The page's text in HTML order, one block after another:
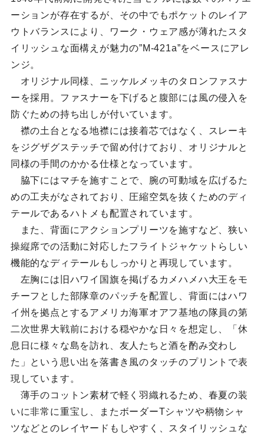
ーションが存在するが、その中でもポケットのレイア
ウトバランスにより、ワーク・ウェア感が薄れたスタ
イリッシュな面構えが魅力の”M-421a”をベースにアレ
ンジ。
オリジナル同様、ニッケルメッキのタロンファスナ
ーを採用。ファスナーを下げると腹部には風の侵入を
防ぐための持ち出しが付いています。
襟の土台となる地襟には接着芯ではなく、スレーキ
をジグザグステッチで留め付けており、オリジナルと
同様の手間のかかる仕様となっています。
脇下にはマチを施すことで、腕の可動域を広げるた
めの工夫がなされており、圧縮空気を抜くためのディ
テールであるハトメも配置されています。
また、背面にアクションプリーツを施すなど、狭い
操縦席での活動に対応したフライトジャケットらしい
機能的なディテールもしっかりと再現しています。
左胸には旧ハワイ国旗を掲げるカメハメハ大王をモ
チーフとした部隊章のパッチを配置し、背面にはハワ
イ州を拠点とするアメリカ海軍オアフ基地の隊員の第
二次世界大戦前における穏やかな日々を想定し、「休
息日に様々な島を訪れ、友人たちと酒を酌み交わし
た」という思い出を落書き風のタッチのプリントで表
現しています。
薄手のコットン素材で軽く羽織れるため、春夏の装
いに非常に重宝し、またボーダーTシャツや柄物シャ
ツなどとのレイヤードもしやすく、スタイリッシュな